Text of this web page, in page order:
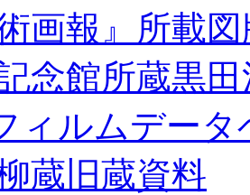
術画報』所載
念館所蔵黒
ィルムデータ
蔵旧蔵資料